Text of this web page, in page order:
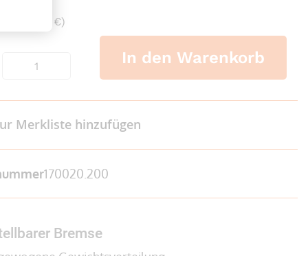
38,56 €)
In den Warenkorb
Merkliste hinzufügen
170020.200
Bremse